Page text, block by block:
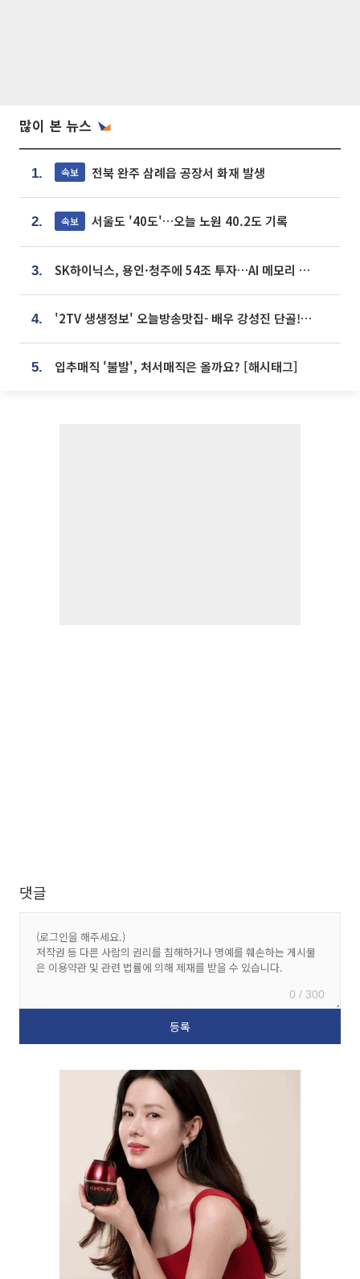
많이 본 뉴스
1. 속보 전북 완주 삼례읍 공장서 화재 발생
2. 속보 서울도 '40도'…오늘 노원 40.2도 기록
3. SK하이닉스, 용인·청주에 54조 투자…AI 메모리 생산기지 키운다
4. '2TV 생생정보' 오늘방송맛집- 배우 강성진 단골! 쌀국수ㆍ푸팟퐁 커리 맛집 '블○○○'
5. 입추매직 '불발', 처서매직은 올까요? [해시태그]
댓글
0 / 300